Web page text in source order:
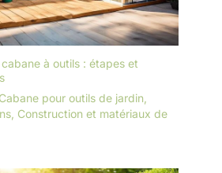
cabane à outils : étapes et
Cabane pour outils de jardin
Construction et matériaux de